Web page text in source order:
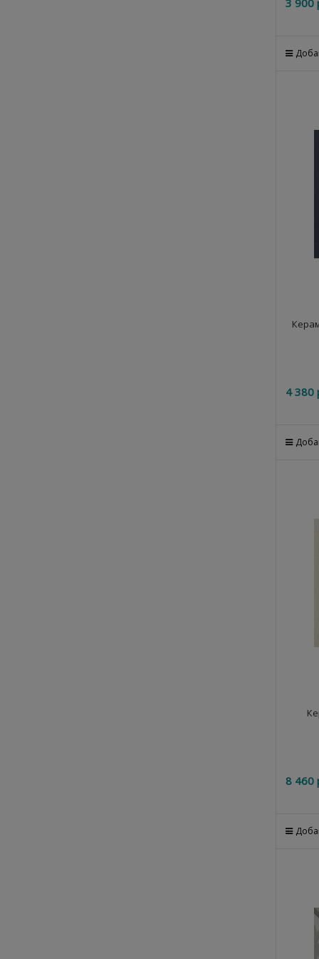
3 900
4 380
8 460